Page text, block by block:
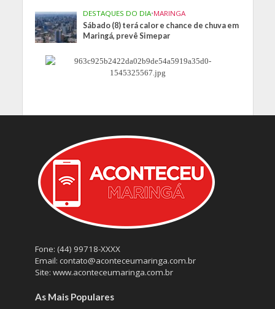
DESTAQUES DO DIA•MARINGA
Sábado (8) terá calor e chance de chuva em
Maringá, prevê Simepar
Fone: (44) 99718-XXXX
Email: contato@aconteceumaringa.com.br
Site: www.aconteceumaringa.com.br
As Mais Populares